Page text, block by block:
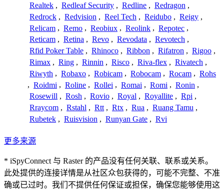
Realtek , Redleaf Security , Redline , Redragon ,
Redrock , Redvision , Reel Tech , Reidubo , Reigy ,
Relicam , Remo , Reobiux , Reolink , Repotec ,
Reticam , Retina , Revo , Revodata , Revotech ,
Rfid Poker Table , Rhinoco , Ribbon , Rifatron , Rigoo ,
Rimax , Ring , Rinnin , Risco , Riva-flex , Rivatech ,
Riwyth , Robaxo , Robicam , Robocam , Rocam , Rohs
, Roidmi , Roline , Rollei , Romai , Romi , Ronin ,
Rosewill , Rosh , Rovio , Royal , Royallite , Rpi ,
Rraycom , Rstahl , Rtt , Rtx , Rua , Ruang Tamu ,
Rubetek , Ruisvision , Runyan Gate , Rvi
更多来源
* iSpyConnect 与 Raster 的产品没有任何关联、联系或关系。
此处提供的连接详情是从社区众包获得的，可能不完整、不准
确或已过时。我们不提供任何保证或担保，确保您能够使用这